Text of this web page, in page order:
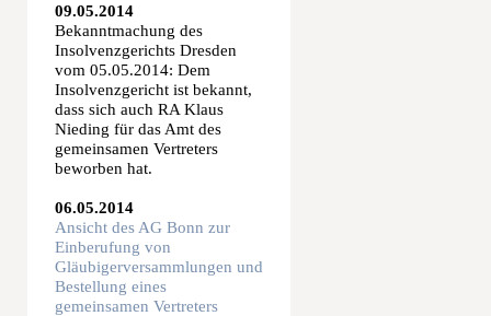
09.05.2014
Bekanntmachung des
Insolvenzgerichts Dresden
vom 05.05.2014: Dem
Insolvenzgericht ist bekannt,
dass sich auch RA Klaus
Nieding für das Amt des
gemeinsamen Vertreters
beworben hat.
06.05.2014
Ansicht des AG Bonn zur
Einberufung von
Gläubigerversammlungen und
Bestellung eines
gemeinsamen Vertreters